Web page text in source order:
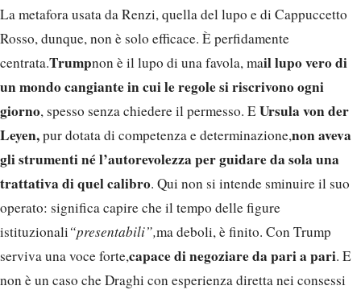
La metafora usata da Renzi, quella del lupo e di Cappuccetto
Rosso, dunque, non è solo efficace. È perfidamente
centrata.Trumpnon è il lupo di una favola, mail lupo vero di
un mondo cangiante in cui le regole si riscrivono ogni
giorno, spesso senza chiedere il permesso. EUrsula von der
Leyen,pur dotata di competenza e determinazione,non aveva
gli strumenti né l’autorevolezza per guidare da sola una
trattativa di quel calibro. Qui non si intende sminuire il suo
operato: significa capire che il tempo delle figure
istituzionali“presentabili”,ma deboli, è finito. Con Trump
serviva una voce forte,capace di negoziare da pari a pari. E
non è un caso che Draghi con esperienza diretta nei consessi